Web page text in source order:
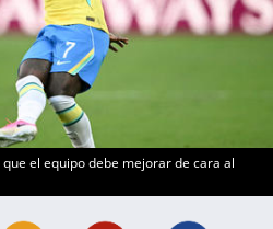
el equipo debe mejorar de cara al